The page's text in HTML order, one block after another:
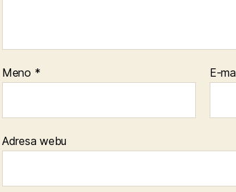
Meno * E-
Adresa webu